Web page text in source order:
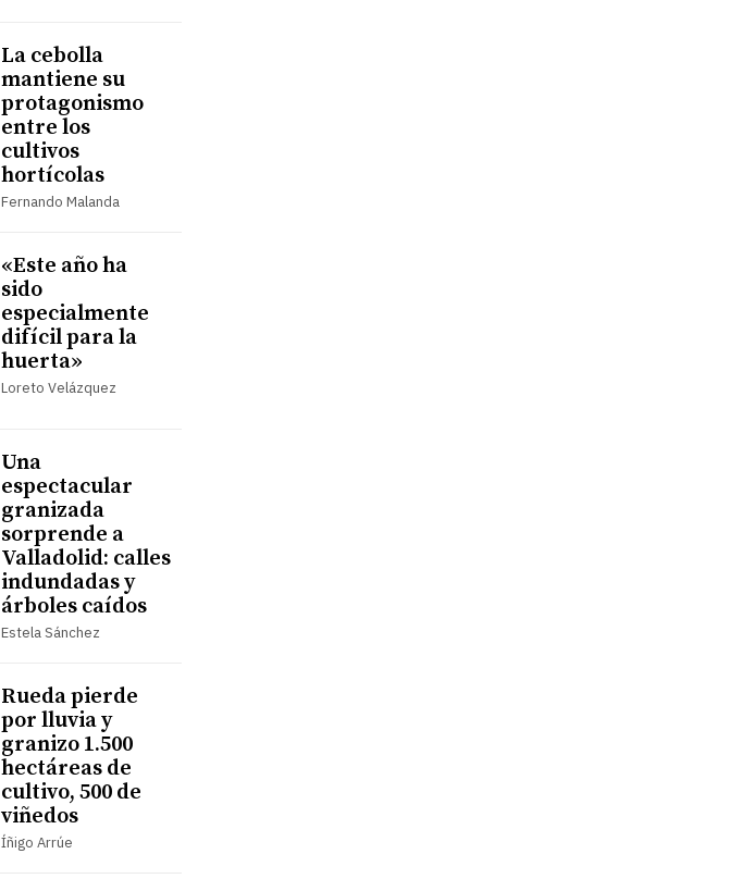
La cebolla
mantiene su
protagonismo
entre los
cultivos
hortícolas
Fernando Malanda
«Este año ha
sido
especialmente
difícil para la
huerta»
Loreto Velázquez
Una
espectacular
granizada
sorprende a
Valladolid: calles
indundadas y
árboles caídos
Estela Sánchez
Rueda pierde
por lluvia y
granizo 1.500
hectáreas de
cultivo, 500 de
viñedos
Íñigo Arrúe